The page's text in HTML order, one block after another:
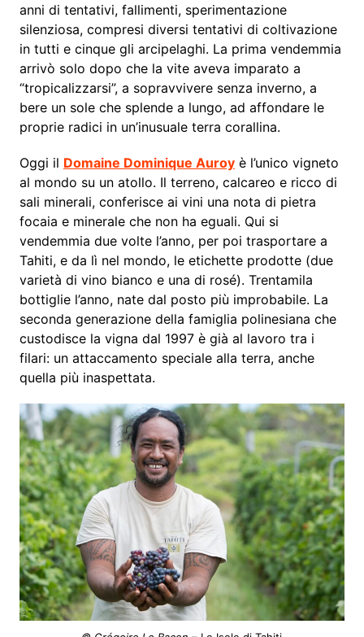
anni di tentativi, fallimenti, sperimentazione
silenziosa, compresi diversi tentativi di coltivazione
in tutti e cinque gli arcipelaghi. La prima vendemmia
arrivò solo dopo che la vite aveva imparato a
“tropicalizzarsi”, a sopravvivere senza inverno, a
bere un sole che splende a lungo, ad affondare le
proprie radici in un’inusuale terra corallina.
Oggi il Domaine Dominique Auroyè l’unico vigneto
al mondo su un atollo. Il terreno, calcareo e ricco di
sali minerali, conferisce ai vini una nota di pietra
focaia e minerale che non ha eguali. Qui si
vendemmia due volte l’anno, per poi trasportare a
Tahiti, e da lì nel mondo, le etichette prodotte (due
varietà di vino bianco e una di rosé). Trentamila
bottiglie l’anno, nate dal posto più improbabile. La
seconda generazione della famiglia polinesiana che
custodisce la vigna dal 1997 è già al lavoro tra i
filari: un attaccamento speciale alla terra, anche
quella più inaspettata.